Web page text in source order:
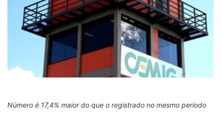
Número é 17,4% maior do que o registrado no mesmo período